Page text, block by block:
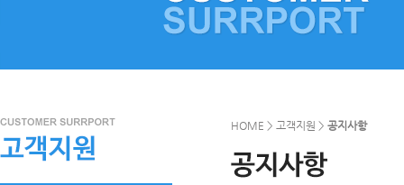
HOME > 고객지원 > 공지사항